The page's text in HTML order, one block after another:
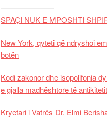
SPAÇI NUK E MPOSHTI
New York, qyteti që ndryshoi
botën
Kodi zakonor dhe isopolifonia
e gjalla madhështore të
Kryetari i Vatrës Dr. Elmi